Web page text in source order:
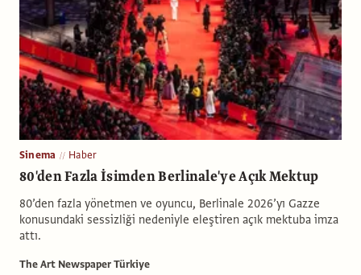
Sinema Haber
80'den Fazla İsimden Berlinale'ye Açık Mektup
80’den fazla yönetmen ve oyuncu, Berlinale 2026’yı Gazze
konusundaki sessizliği nedeniyle eleştiren açık mektuba imza
attı.
The Art Newspaper Türkiye